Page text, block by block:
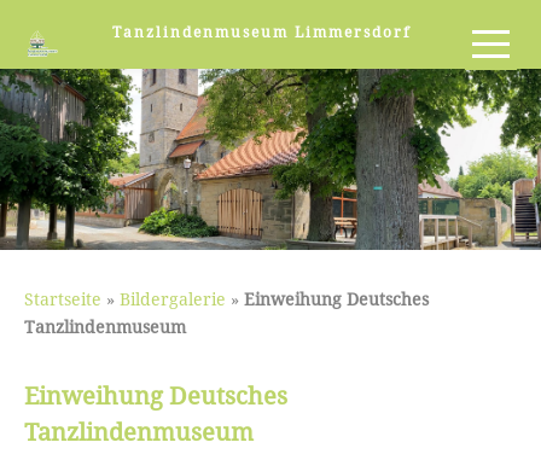
Tanzlindenmuseum Limmersdorf
Startseite » Bildergalerie » Einweihung Deutsches
Tanzlindenmuseum
Einweihung Deutsches
Tanzlindenmuseum